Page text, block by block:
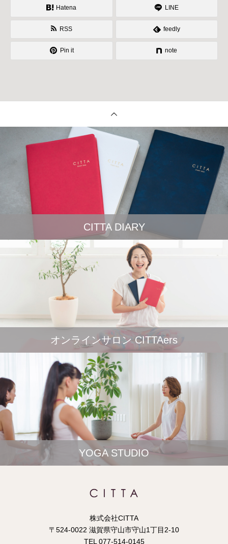
Hatena LINE
RSS feedly
Pin it note
CITTA DIARY
オンラインサロン CITTAers
YOGA STUDIO
株式会社CITTA
〒524-0022 滋賀県守山市守山1丁目2-10
TEL 077-514-0145